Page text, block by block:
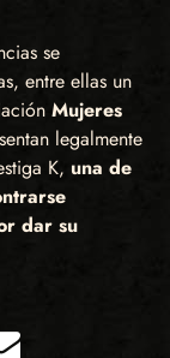
se
entre ellas un
Mujeres
legalmente
K, una de
dar su
Correo